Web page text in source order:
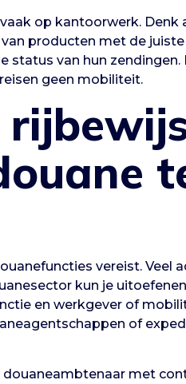
op kantoorwerk. Denk
producten met de
status van hun zendingen.
geen mobiliteit.
vereist. Veel
kun je
en werkgever of
of
douaneambtenaar met